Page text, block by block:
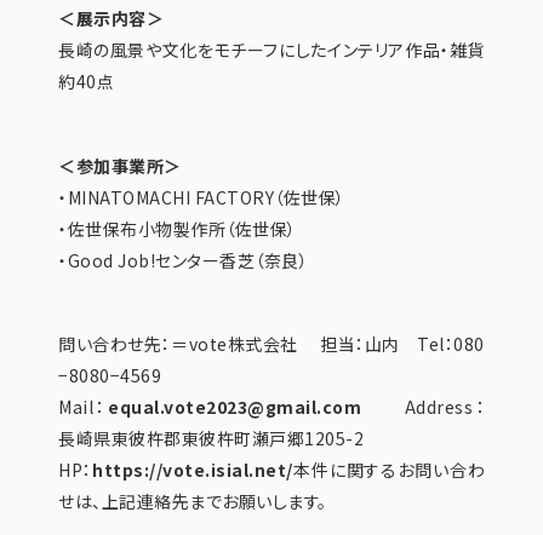
＜展示内容＞
長崎の風景や文化をモチーフにしたインテリア作品・雑貨
約40点
＜参加事業所＞
・MINATOMACHI FACTORY（佐世保）
・佐世保布小物製作所（佐世保）
・Good Job!センター香芝（奈良）
問い合わせ先：＝vote株式会社 担当：山内 Tel：080
−8080−4569
Mail： equal.vote2023@gmail.com Address：
長崎県東彼杵郡東彼杵町瀬戸郷1205-2
HP： https://vote.isial.net/本件に関するお問い合わ
せは、上記連絡先までお願いします。